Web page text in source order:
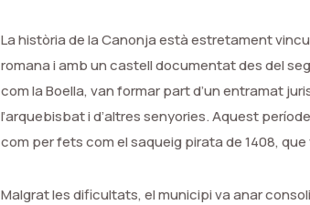
La història de la Canonja està estretament
romana i amb un castell documentat des del
com la Boella, van formar part d’un entramat
l’arquebisbat i d’altres senyories. Aquest
com per fets com el saqueig pirata de 1408,
Malgrat les dificultats, el municipi va anar